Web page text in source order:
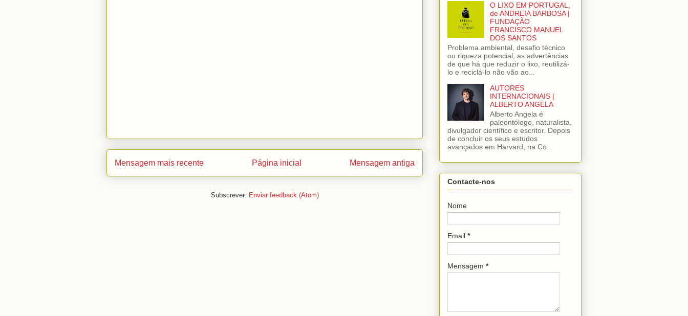
Mensagem mais recente Mensagem antiga
Página inicial
Subscrever: Enviar feedback (Atom)
O LIXO EM PORTUGAL,
de ANDREIA BARBOSA |
FUNDAÇÃO
FRANCISCO MANUEL
DOS SANTOS
Problema ambiental, desafio técnico
ou riqueza potencial, as advertências
de que há que reduzir o lixo, reutilizá-
lo e reciclá-lo não vão ao...
AUTORES
INTERNACIONAIS |
ALBERTO ANGELA
Alberto Angela é
paleontólogo, naturalista,
divulgador científico e escritor. Depois
de concluir os seus estudos
avançados em Harvard, na Co...
Contacte-nos
Nome
Email *
Mensagem *